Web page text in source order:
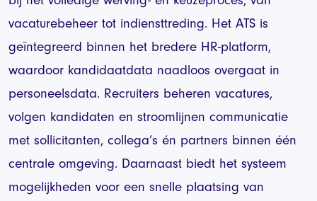
vacaturebeheer tot indiensttreding. Het ATS is
geïntegreerd binnen het bredere HR-platform,
waardoor kandidaatdata naadloos overgaat in
personeelsdata. Recruiters beheren vacatures,
volgen kandidaten en stroomlijnen communicatie
met sollicitanten, collega’s én partners binnen één
centrale omgeving. Daarnaast biedt het systeem
mogelijkheden voor een snelle plaatsing van